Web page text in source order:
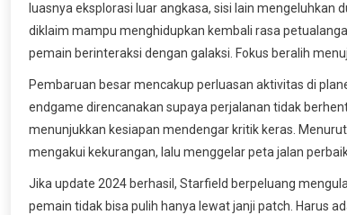
luasnya eksplorasi luar angkasa, sisi lain
diklaim mampu menghidupkan kembali rasa
pemain berinteraksi dengan galaksi. Fokus beralih
Pembaruan besar mencakup perluasan aktivitas di
endgame direncanakan supaya perjalanan tidak
menunjukkan kesiapan mendengar kritik keras.
mengakui kekurangan, lalu menggelar peta jalan
Jika update 2024 berhasil, Starfield berpeluang
pemain tidak bisa pulih hanya lewat janji patch. Harus